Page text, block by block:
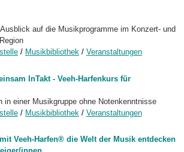
auf die Musikprogramme im Konzert- und
/ Musikbibliothek / Veranstaltungen
InTakt - Veeh-Harfenkurs für
in einer Musikgruppe ohne Notenkenntnisse
/ Musikbibliothek / Veranstaltungen
Veeh-Harfen® die Welt der Musik entdecken